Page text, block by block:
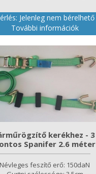
Jelenleg nem bérelhető
További információk
kerékhez - 3
Spanifer 2.6 méter
Névleges feszítő erő: 150daN